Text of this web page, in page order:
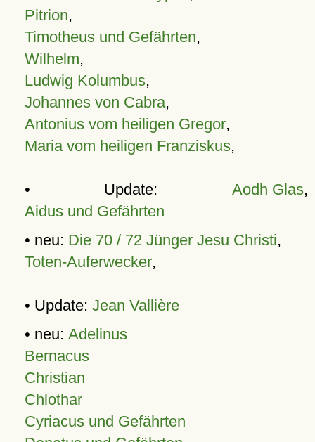
Pitrion,
Timotheus und Gefährten,
Wilhelm,
Ludwig Kolumbus,
Johannes von Cabra,
Antonius vom heiligen Gregor,
Maria vom heiligen Franziskus,
• Update: Aodh Glas,
Aidus und Gefährten
• neu: Die 70 / 72 Jünger Jesu Christi,
Toten-Auferwecker,
• Update: Jean Vallière
• neu: Adelinus
Bernacus
Christian
Chlothar
Cyriacus und Gefährten